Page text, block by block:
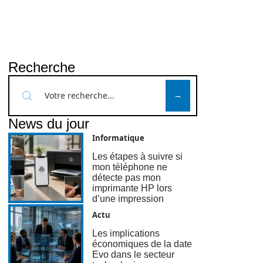
Recherche
News du jour
Informatique
Les étapes à suivre si
mon téléphone ne
détecte pas mon
imprimante HP lors
d’une impression
Actu
Les implications
économiques de la date
Evo dans le secteur